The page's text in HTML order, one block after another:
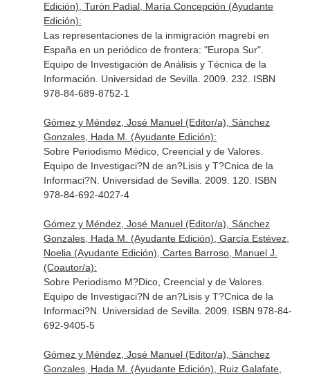
Edición), Turón Padial, María Concepción (Ayudante
Edición):
Las representaciones de la inmigración magrebí en
España en un periódico de frontera: "Europa Sur".
Equipo de Investigación de Análisis y Técnica de la
Información. Universidad de Sevilla. 2009. 232. ISBN
978-84-689-8752-1
Gómez y Méndez, José Manuel (Editor/a), Sánchez
Gonzales, Hada M. (Ayudante Edición):
Sobre Periodismo Médico, Creencial y de Valores.
Equipo de Investigaci?N de an?Lisis y T?Cnica de la
Informaci?N. Universidad de Sevilla. 2009. 120. ISBN
978-84-692-4027-4
Gómez y Méndez, José Manuel (Editor/a), Sánchez
Gonzales, Hada M. (Ayudante Edición), García Estévez,
Noelia (Ayudante Edición), Cartes Barroso, Manuel J.
(Coautor/a):
Sobre Periodismo M?Dico, Creencial y de Valores.
Equipo de Investigaci?N de an?Lisis y T?Cnica de la
Informaci?N. Universidad de Sevilla. 2009. ISBN 978-84-
692-9405-5
Gómez y Méndez, José Manuel (Editor/a), Sánchez
Gonzales, Hada M. (Ayudante Edición), Ruiz Galafate,